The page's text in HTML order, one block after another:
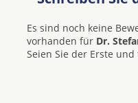
Es sind noch keine
vorhanden für Dr.
Seien Sie der Erste